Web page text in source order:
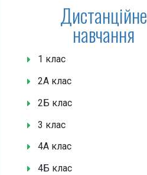
Дистанційне
навчання
1 клас
2А клас
2Б клас
3 клас
4А клас
4Б клас